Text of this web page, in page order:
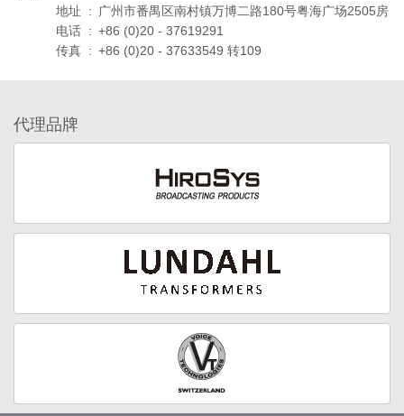
地址
:
广州市番禺区南村镇万博二路180号粤海广场2505房
电话 : +86 (0)20 - 37619291
传真 : +86 (0)20 - 37633549 转109
代理品牌